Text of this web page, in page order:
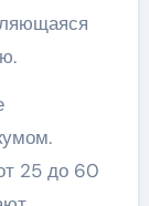
25 до 60